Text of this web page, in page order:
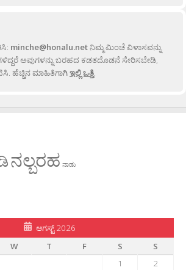
minche@honalu.netನಿಮ್ಮ ಮಿಂಚೆ ವಿಳಾಸವನ್ನು
ಅವುಗಳನ್ನು ಬರಹದ ಕಡತದೊಡನೆ ಸೇರಿಸಬೇಡಿ,
ಹೆಚ್ಚಿನ ಮಾಹಿತಿಗಾಗಿಇಲ್ಲಿ ಒತ್ತಿ.
ನಲ್ಬರಹ ನಾಡು
ಆಗಸ್ಟ್ 2026
W T F S
S
1
2